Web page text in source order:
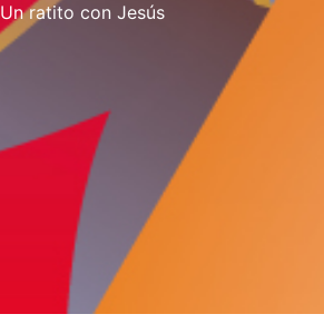
Un ratito con Jesús